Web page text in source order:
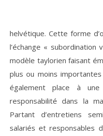
helvétique. Cette forme
l’échange «
modèle taylorien faisant
plus ou moins
également place à
responsabilité dans la
Partant d’entretiens
salariés et responsables